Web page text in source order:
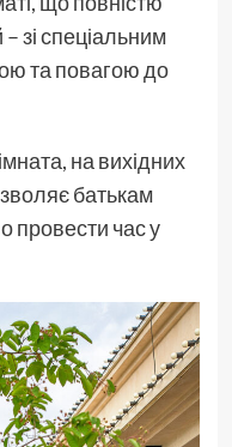
зі спеціальним
та повагою до
на вихідних
батькам
провести час у